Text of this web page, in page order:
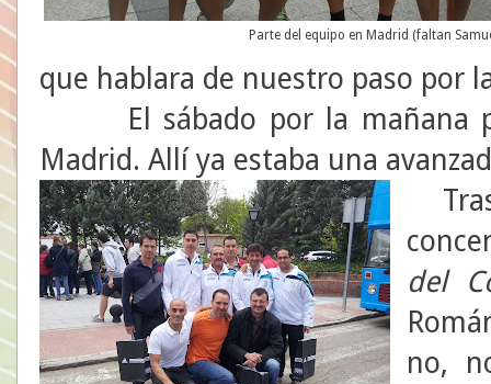
Parte del equipo en Madrid (faltan
que hablara de nuestro paso por
El sábado por la mañana
Madrid. Allí ya estaba una
del
no,